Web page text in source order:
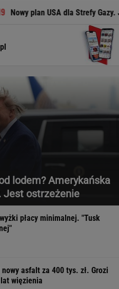
USA dla Strefy Gazy. Jest
lodem? Amerykańska
Jest ostrzeżenie
płacy minimalnej. "Tusk
nowy asfalt za 400 tys. zł. Grozi
więzienia